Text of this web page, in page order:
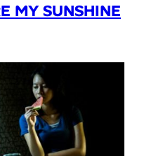
MY SUNSHINE